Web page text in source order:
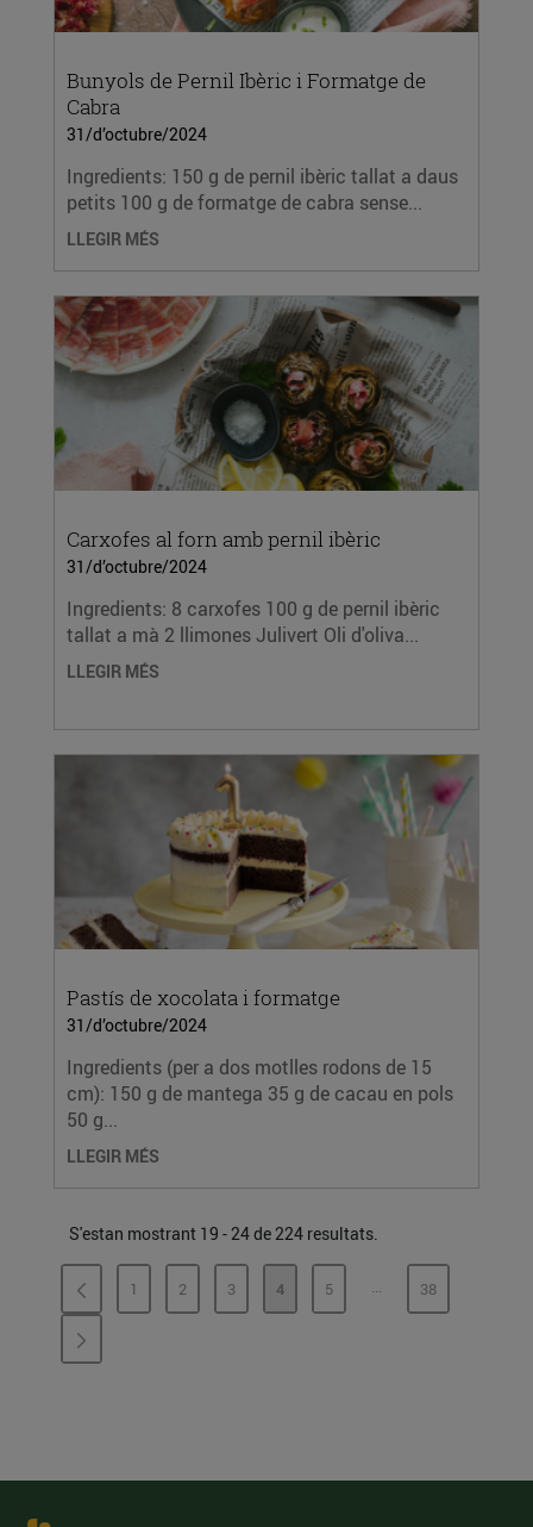
Bunyols de Pernil Ibèric i Formatge de
Cabra
31/d’octubre/2024
Ingredients: 150 g de pernil ibèric tallat a daus
petits 100 g de formatge de cabra sense...
LLEGIR MÉS
Carxofes al forn amb pernil ibèric
31/d’octubre/2024
Ingredients: 8 carxofes 100 g de pernil ibèric
tallat a mà 2 llimones Julivert Oli d'oliva...
LLEGIR MÉS
Pastís de xocolata i formatge
31/d’octubre/2024
Ingredients (per a dos motlles rodons de 15
cm): 150 g de mantega 35 g de cacau en pols
50 g...
LLEGIR MÉS
S'estan mostrant 19 - 24 de 224 resultats.
PÀGINA
1 PÀGINA
2 PÀGINA
3 PÀGINA
4 PÀGINA
5 ...PÀGINESPÀGINA
38